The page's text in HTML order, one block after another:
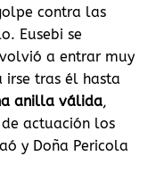
contra las
Eusebi se
a entrar muy
tras él hasta
anilla válida,
actuación los
y Doña Pericola